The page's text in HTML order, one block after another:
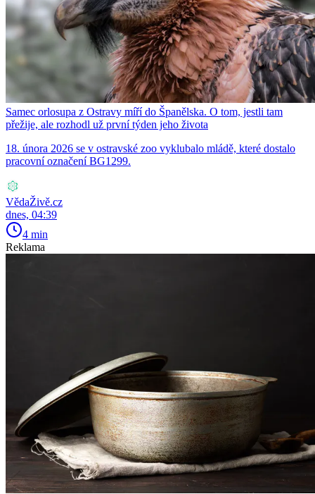
Samec orlosupa z Ostravy míří do Španělska. O tom, jestli tam
přežije, ale rozhodl už první týden jeho života
18. února 2026 se v ostravské zoo vyklubalo mládě, které dostalo
pracovní označení BG1299.
VědaŽivě.cz
dnes, 04:39
4 min
Reklama